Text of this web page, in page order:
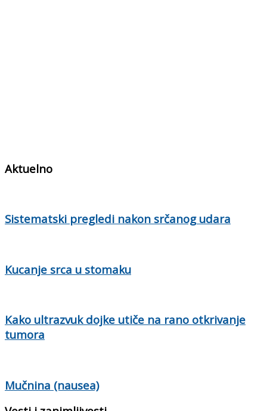
Aktuelno
Sistematski pregledi nakon srčanog udara
Kucanje srca u stomaku
Kako ultrazvuk dojke utiče na rano otkrivanje
tumora
Mučnina (nausea)